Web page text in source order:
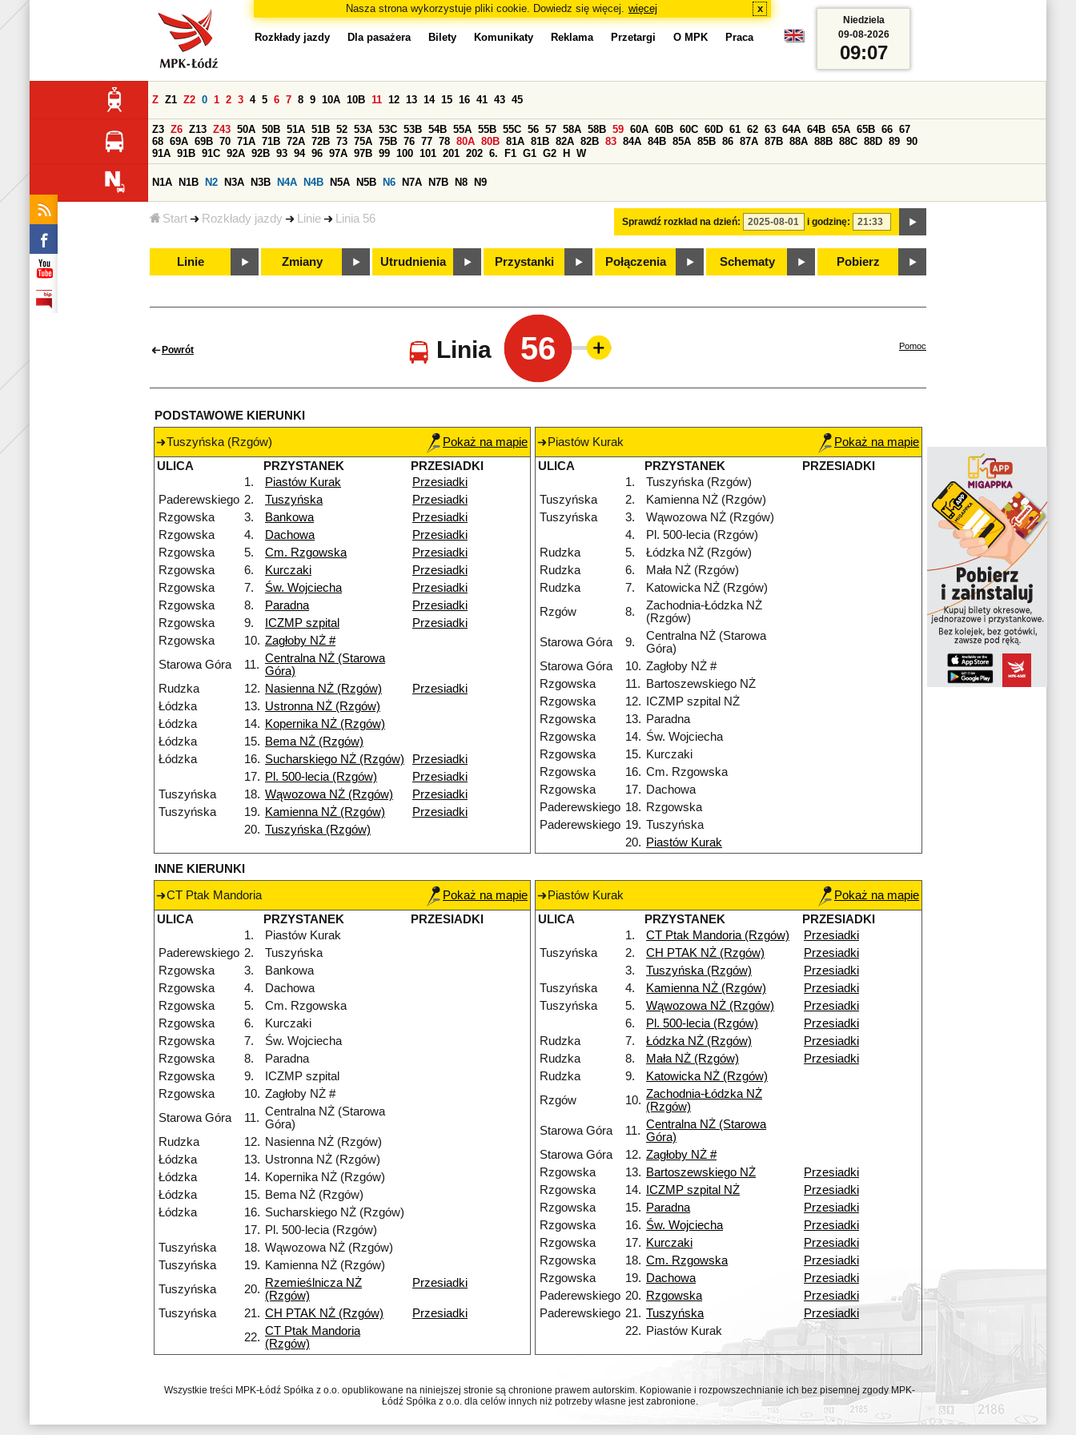
Nasza strona wykorzystuje pliki cookie. Dowiedz się więcej. więcej x
Start Rozkłady jazdy Linie Linia 56
Rozkłady jazdy Dla pasażera Bilety Komunikaty Reklama Przetargi O MPK Praca
Sprawdź rozkład na dzień: i godzinę:
Z Z1 Z2 0 1 2 3 4 5 6 7 8 9 10A 10B 11 12 13 14 15 16 41 43 45
Z3 Z6 Z13 Z43 50A 50B 51A 51B 52 53A 53C 53B 54B 55A 55B 55C 56 57 58A 58B 59 60A 60B 60C 60D 61 62 63 64A 64B 65A 65B 66 67
68 69A 69B 70 71A 71B 72A 72B 73 75A 75B 76 77 78 80A 80B 81A 81B 82A 82B 83 84A 84B 85A 85B 86 87A 87B 88A 88B 88C 88D 89 90
91A 91B 91C 92A 92B 93 94 96 97A 97B 99 100 101 201 202 6. F1 G1 G2 H W
N1A N1B N2 N3A N3B N4A N4B N5A N5B N6 N7A N7B N8 N9
Linie Zmiany Utrudnienia Przystanki Połączenia Schematy Pobierz
Niedziela
09-08-2026
09:07
Powrót Linia 56 Pomoc
PODSTAWOWE KIERUNKI
Tuszyńska (Rzgów)
Pokaż na mapie
ULICA
PRZYSTANEK
PRZESIADKI
1.
Piastów Kurak
Przesiadki
Paderewskiego 2. Tuszyńska
Przesiadki
Rzgowska
3. Bankowa
Przesiadki
Rzgowska
4. Dachowa
Przesiadki
Rzgowska
5. Cm. Rzgowska
Przesiadki
Rzgowska
6. Kurczaki
Przesiadki
Rzgowska
7. Św. Wojciecha
Przesiadki
Rzgowska
8. Paradna
Przesiadki
Rzgowska
9. ICZMP szpital
Przesiadki
Rzgowska
10. Zagłoby NŻ #
Starowa Góra
11. Centralna NŻ (Starowa
Góra)
Rudzka
12. Nasienna NŻ (Rzgów)
Przesiadki
Łódzka
13. Ustronna NŻ (Rzgów)
Łódzka
14. Kopernika NŻ (Rzgów)
Łódzka
15. Bema NŻ (Rzgów)
Łódzka
16. Sucharskiego NŻ (Rzgów)
Przesiadki
17. Pl. 500-lecia (Rzgów)
Przesiadki
Tuszyńska
18. Wąwozowa NŻ (Rzgów)
Przesiadki
Tuszyńska
19. Kamienna NŻ (Rzgów)
Przesiadki
20. Tuszyńska (Rzgów)
Piastów Kurak
Pokaż na mapie
ULICA
PRZYSTANEK
PRZESIADKI
1.
Tuszyńska (Rzgów)
Tuszyńska
2.
Kamienna NŻ (Rzgów)
Tuszyńska
3.
Wąwozowa NŻ (Rzgów)
4.
Pl. 500-lecia (Rzgów)
Rudzka
5.
Łódzka NŻ (Rzgów)
Rudzka
6.
Mała NŻ (Rzgów)
Rudzka
7.
Katowicka NŻ (Rzgów)
Rzgów
8.
Zachodnia-Łódzka NŻ
(Rzgów)
Starowa Góra
9.
Centralna NŻ (Starowa
Góra)
Starowa Góra
10. Zagłoby NŻ #
Rzgowska
11.
Bartoszewskiego NŻ
Rzgowska
12.
ICZMP szpital NŻ
Rzgowska
13. Paradna
Rzgowska
14. Św. Wojciecha
Rzgowska
15. Kurczaki
Rzgowska
16. Cm. Rzgowska
Rzgowska
17. Dachowa
Paderewskiego 18. Rzgowska
Paderewskiego 19. Tuszyńska
20. Piastów Kurak
INNE KIERUNKI
CT Ptak Mandoria
Pokaż na mapie
ULICA
PRZYSTANEK
PRZESIADKI
1.
Piastów Kurak
Paderewskiego 2.
Tuszyńska
Rzgowska
3.
Bankowa
Rzgowska
4.
Dachowa
Rzgowska
5.
Cm. Rzgowska
Rzgowska
6.
Kurczaki
Rzgowska
7.
Św. Wojciecha
Rzgowska
8.
Paradna
Rzgowska
9.
ICZMP szpital
Rzgowska
10. Zagłoby NŻ #
Starowa Góra
11. Centralna NŻ (Starowa
Góra)
Rudzka
12. Nasienna NŻ (Rzgów)
Łódzka
13. Ustronna NŻ (Rzgów)
Łódzka
14. Kopernika NŻ (Rzgów)
Łódzka
15. Bema NŻ (Rzgów)
Łódzka
16. Sucharskiego NŻ (Rzgów)
17. Pl. 500-lecia (Rzgów)
Tuszyńska
18. Wąwozowa NŻ (Rzgów)
Tuszyńska
19. Kamienna NŻ (Rzgów)
Tuszyńska
20. Rzemieślnicza NŻ
(Rzgów)
Przesiadki
Tuszyńska 21. CH PTAK NŻ (Rzgów)
Przesiadki
22. CT Ptak Mandoria
(Rzgów)
Piastów Kurak
Pokaż na mapie
ULICA
PRZYSTANEK
PRZESIADKI
1.
CT Ptak Mandoria (Rzgów)
Przesiadki
Tuszyńska
2. CH PTAK NŻ (Rzgów)
Przesiadki
3.
Tuszyńska (Rzgów)
Przesiadki
Tuszyńska
4. Kamienna NŻ (Rzgów)
Przesiadki
Tuszyńska
5. Wąwozowa NŻ (Rzgów)
Przesiadki
6.
Pl. 500-lecia (Rzgów)
Przesiadki
Rudzka
7. Łódzka NŻ (Rzgów)
Przesiadki
Rudzka
8. Mała NŻ (Rzgów)
Przesiadki
Rudzka
9.
Katowicka NŻ (Rzgów)
Rzgów
10. Zachodnia-Łódzka NŻ
(Rzgów)
Starowa Góra
11. Centralna NŻ (Starowa
Góra)
Starowa Góra
12. Zagłoby NŻ #
Rzgowska
13. Bartoszewskiego NŻ
Przesiadki
Rzgowska
14. ICZMP szpital NŻ
Przesiadki
Rzgowska
15. Paradna
Przesiadki
Rzgowska
16. Św. Wojciecha
Przesiadki
Rzgowska
17. Kurczaki
Przesiadki
Rzgowska
18. Cm. Rzgowska
Przesiadki
Rzgowska
19. Dachowa
Przesiadki
Paderewskiego 20. Rzgowska
Przesiadki
Paderewskiego 21. Tuszyńska
Przesiadki
22. Piastów Kurak
Wszystkie treści MPK-Łódź Spółka z o.o. opublikowane na niniejszej stronie są chronione prawem autorskim. Kopiowanie i rozpowszechnianie ich bez pisemnej zgody MPK-
Łódź Spółka z o.o. dla celów innych niż potrzeby własne jest zabronione.